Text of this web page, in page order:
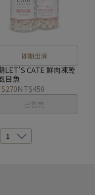
即期出清
LET'S CATE 鮮肉凍乾
目魚
NT$450
已售完
1